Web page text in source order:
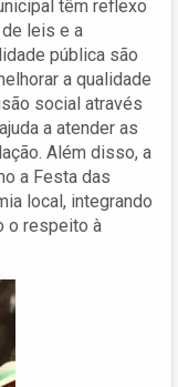
têm reflexo
leis e a
pública são
a qualidade
social através
a atender as
Além disso, a
a Festa das
local, integrando
o respeito à